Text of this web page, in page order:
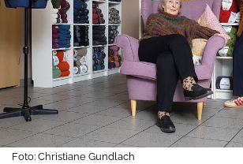
Foto: Christiane Gundlach